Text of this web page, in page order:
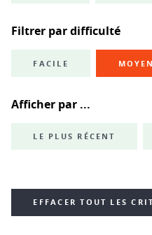
Filtrer par difficulté
FACILE MOYEN
Afficher par ...
LE PLUS RÉCENT
EFFACER TOUT LES